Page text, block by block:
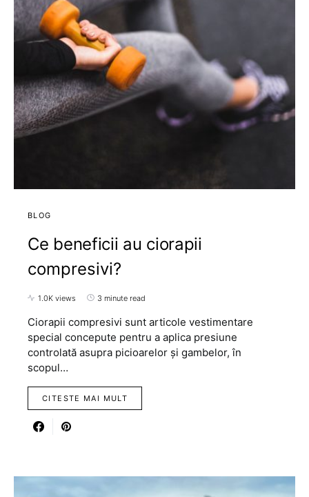
BLOG
Ce beneficii au ciorapii
compresivi?
1.0K views 3 minute read
Ciorapii compresivi sunt articole vestimentare
special concepute pentru a aplica presiune
controlată asupra picioarelor și gambelor, în
scopul…
CITESTE MAI MULT